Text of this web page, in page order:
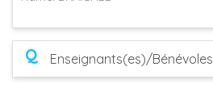
Q Enseignants(es)/Bénévoles